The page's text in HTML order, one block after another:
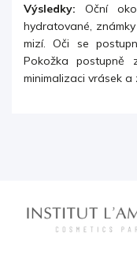
Výsledky: Oční
hydratované,
mizí. Oči se
Pokožka postupně
minimalizaci vrásek a